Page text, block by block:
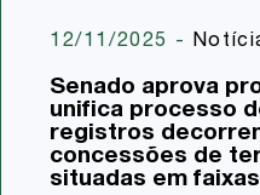
12/11/2025 -
Senado aprova
unifica processo
registros
concessões de
situadas em